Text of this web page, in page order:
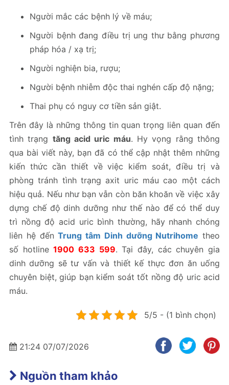
Người mắc các bệnh lý về máu;
Người bệnh đang điều trị ung thư bằng phương
pháp hóa / xạ trị;
Người nghiện bia, rượu;
Người bệnh nhiễm độc thai nghén cấp độ nặng;
Thai phụ có nguy cơ tiền sản giật.
Trên đây là những thông tin quan trọng liên quan đến
tình trạng tăng acid uric máu. Hy vọng rằng thông
qua bài viết này, bạn đã có thể cập nhật thêm những
kiến thức cần thiết về việc kiểm soát, điều trị và
phòng tránh tình trạng axit uric máu cao một cách
hiệu quả. Nếu như bạn vẫn còn băn khoăn về việc xây
dựng chế độ dinh dưỡng như thế nào để có thể duy
trì nồng độ acid uric bình thường, hãy nhanh chóng
liên hệ đếnTrung tâm Dinh dưỡng Nutrihome theo
số hotline1900 633 599. Tại đây, các chuyên gia
dinh dưỡng sẽ tư vấn và thiết kế thực đơn ăn uống
chuyên biệt, giúp bạn kiểm soát tốt nồng độ uric acid
máu.
5/5 - (1 bình chọn)
21:24 07/07/2026
Nguồn tham khảo